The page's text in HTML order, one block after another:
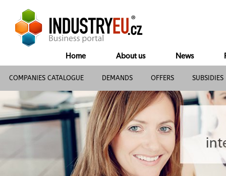
Home About us News
COMPANIES CATALOGUE DEMANDS OFFERS SUBSIDIES